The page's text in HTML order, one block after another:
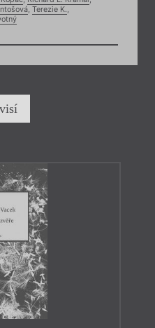
, Terezie K.,